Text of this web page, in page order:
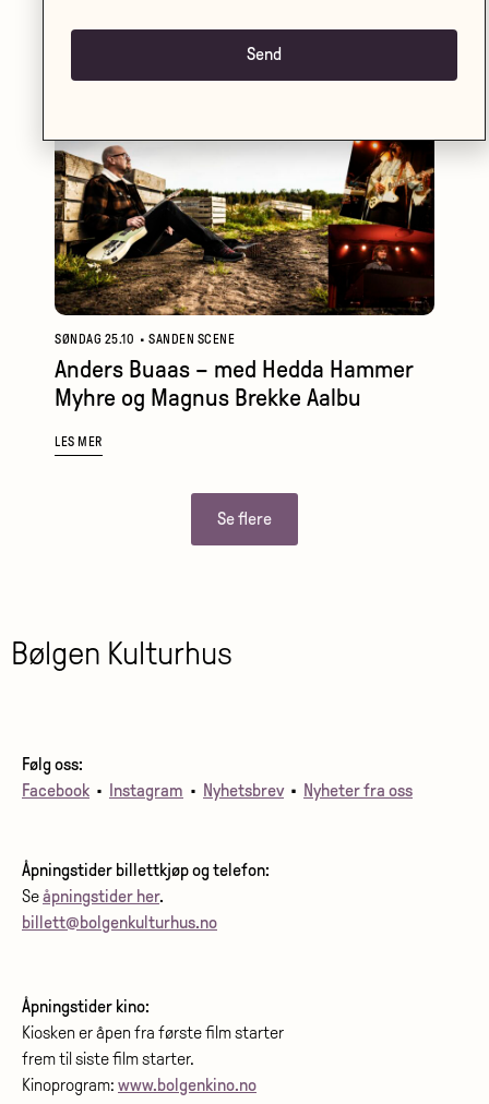
SØNDAG 25.10 • SANDEN SCENE
Anders Buaas – med Hedda Hammer
Myhre og Magnus Brekke Aalbu
LES MER
Se flere
Bølgen Kulturhus
Følg oss:
Facebook • Instagram • Nyhetsbrev• Nyheter fra oss
Åpningstider billettkjøp og telefon:
Seåpningstider her.
billett@bolgenkulturhus.no
Åpningstider kino:
Kiosken er åpen fra første film starter
frem til siste film starter.
Kinoprogram: www.bolgenkino.no